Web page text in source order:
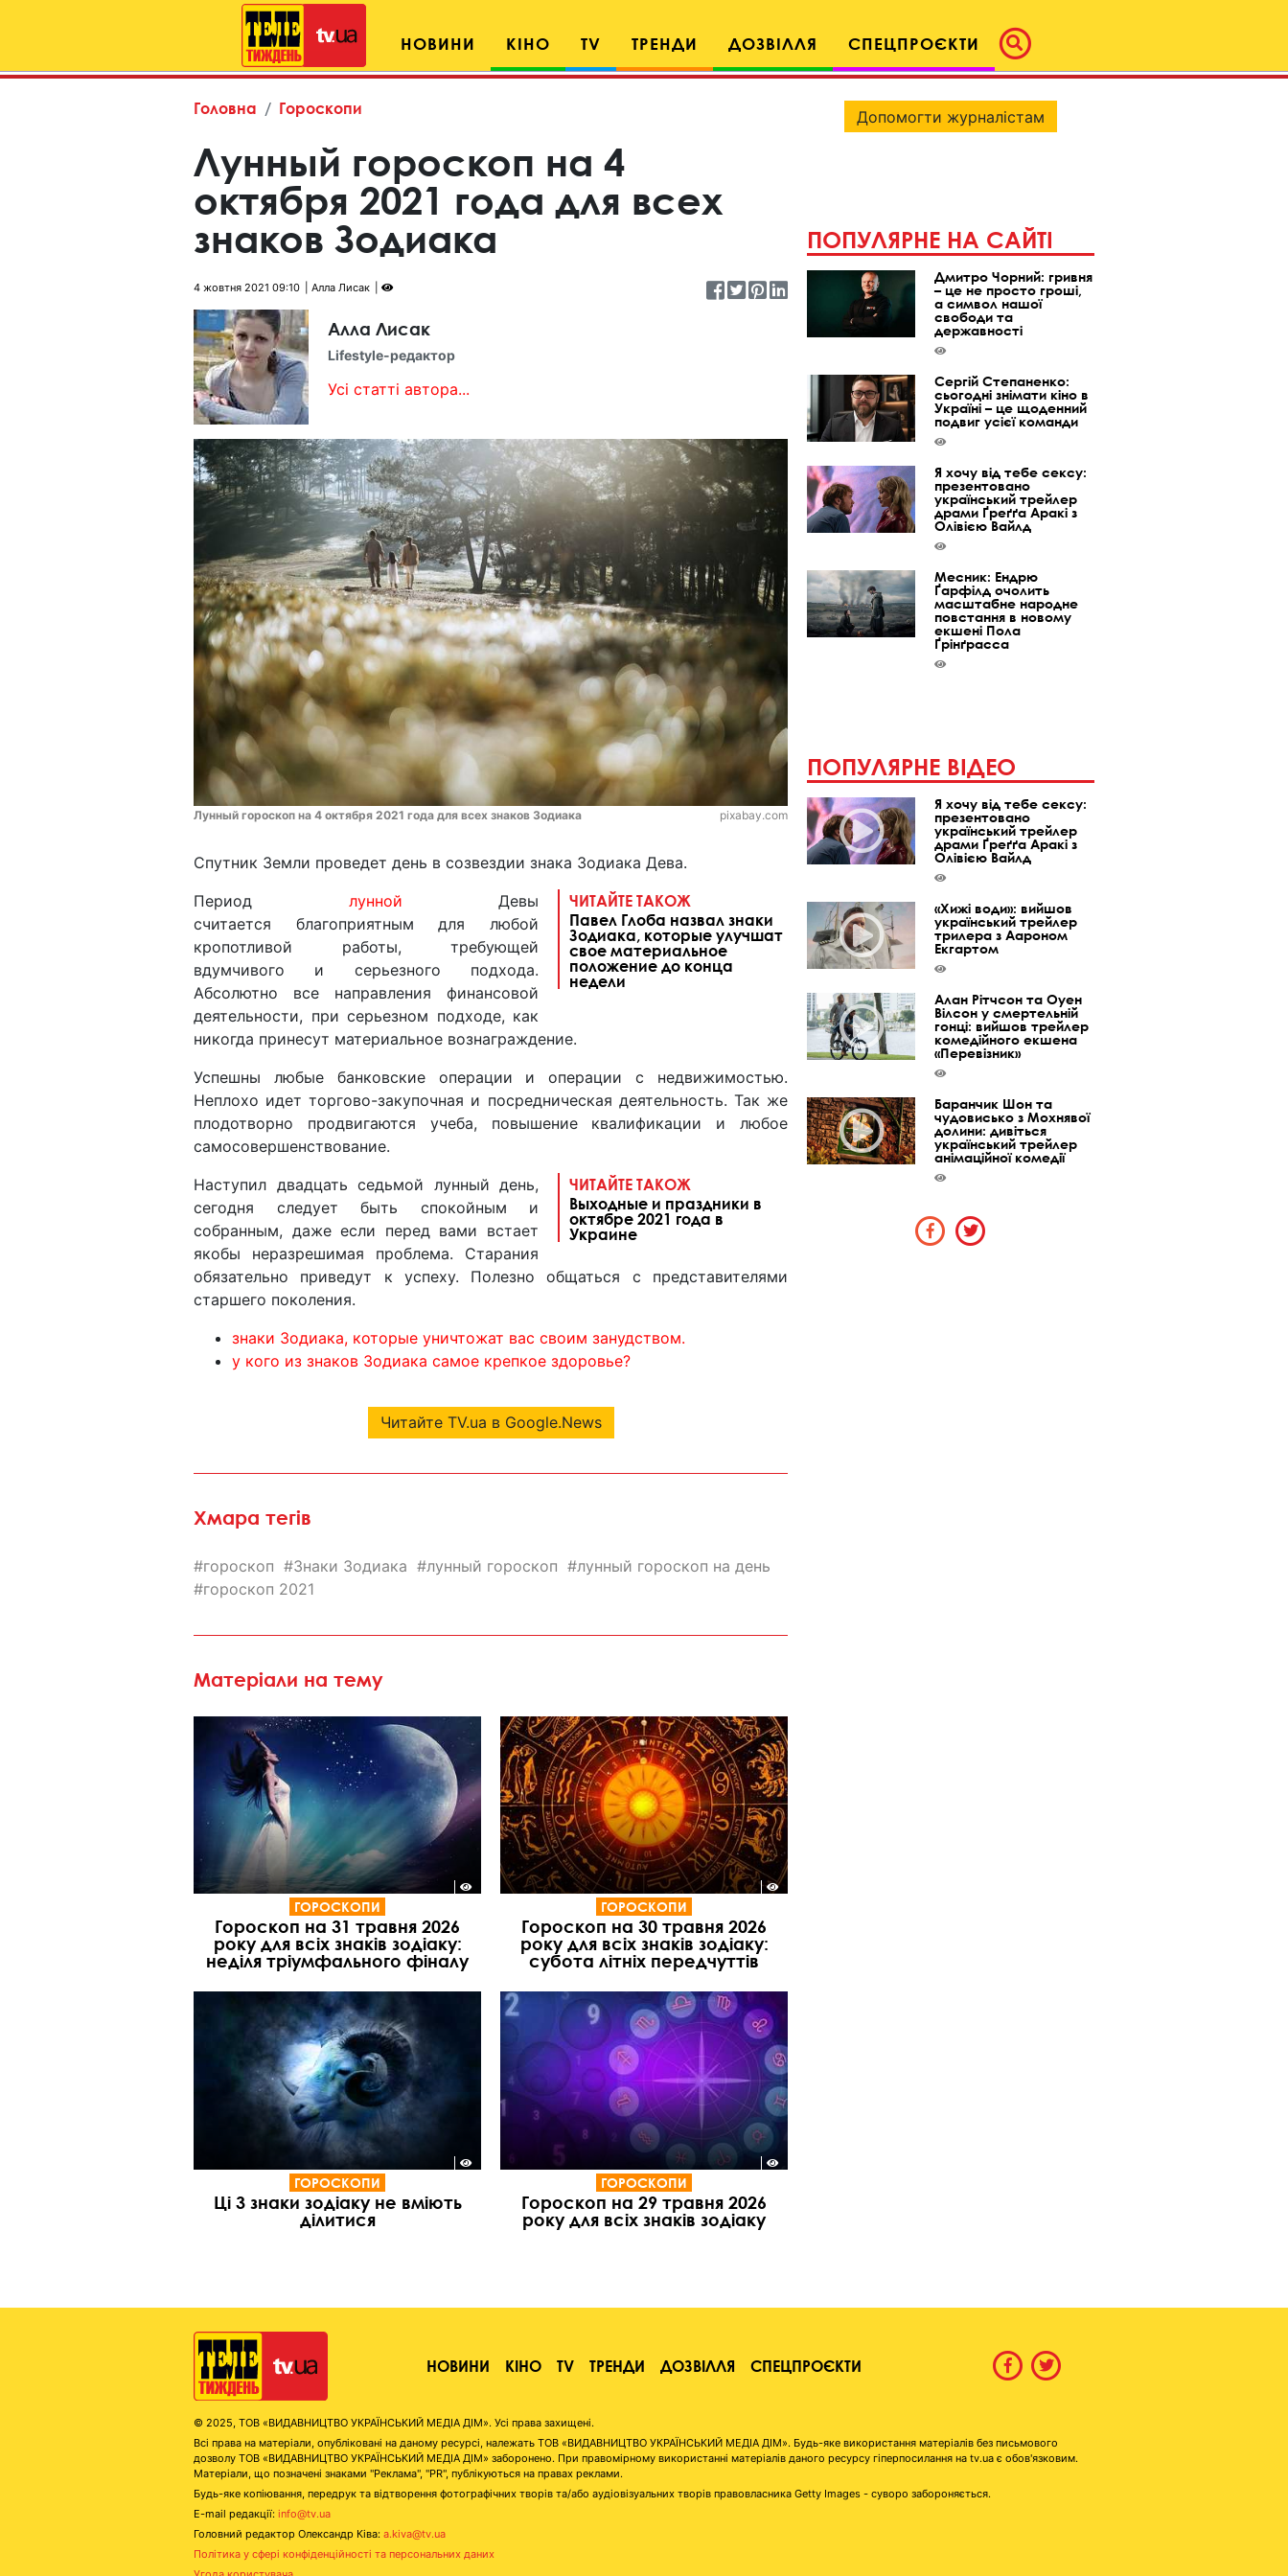
НОВИНИ КІНО TV ТРЕНДИ ДОЗВІЛЛЯ СПЕЦПРОЄКТИ
Головна Гороскопи
Лунный гороскоп на 4
октября 2021 года для всех
знаков Зодиака
4 жовтня 2021 09:10 Алла Лисак
Алла Лисак
Lifestyle-редактор
Усі статті автора...
Лунный гороскоп на 4 октября 2021 года для всех знаков Зодиака pixabay.com
Спутник Земли проведет день в созвездии знака Зодиака Дева.
ЧИТАЙТЕ ТАКОЖ
Павел Глоба назвал знаки
Зодиака, которые улучшат
свое материальное
положение до конца
недели
Период лунной Девы
считается благоприятным для любой
кропотливой работы, требующей
вдумчивого и серьезного подхода.
Абсолютно все направления финансовой
деятельности, при серьезном подходе, как
никогда принесут материальное вознаграждение.
Успешны любые банковские операции и операции с недвижимостью.
Неплохо идет торгово-закупочная и посредническая деятельность. Так же
плодотворно продвигаются учеба, повышение квалификации и любое
самосовершенствование.
ЧИТАЙТЕ ТАКОЖ
Выходные и праздники в
октябре 2021 года в
Украине
Наступил двадцать седьмой лунный день,
сегодня следует быть спокойным и
собранным, даже если перед вами встает
якобы неразрешимая проблема. Старания
обязательно приведут к успеху. Полезно общаться с представителями
старшего поколения.
знаки Зодиака, которые уничтожат вас своим занудством.
у кого из знаков Зодиака самое крепкое здоровье?
Читайте TV.ua в Google.News
Хмара тегів
гороскоп Знаки Зодиака лунный гороскоп
лунный гороскоп на день
гороскоп 2021
Матеріали на тему
ГОРОСКОПИ
Гороскоп на 31 травня 2026
року для всіх знаків зодіаку:
неділя тріумфального фіналу
ГОРОСКОПИ
Гороскоп на 30 травня 2026
року для всіх знаків зодіаку:
субота літніх передчуттів
ГОРОСКОПИ
Ці 3 знаки зодіаку не вміють
ділитися
ГОРОСКОПИ
Гороскоп на 29 травня 2026
року для всіх знаків зодіаку
Допомогти журналістам
ПОПУЛЯРНЕ НА САЙТІ
Дмитро Чорний: гривня
– це не просто гроші,
а символ нашої
свободи та
державності
Сергій Степаненко:
сьогодні знімати кіно в
Україні – це щоденний
подвиг усієї команди
Я хочу від тебе сексу:
презентовано
український трейлер
драми Ґреґґа Аракі з
Олівією Вайлд
Месник: Ендрю
Ґарфілд очолить
масштабне народне
повстання в новому
екшені Пола
Ґрінґрасса
ПОПУЛЯРНЕ ВІДЕО
Я хочу від тебе сексу:
презентовано
український трейлер
драми Ґреґґа Аракі з
Олівією Вайлд
«Хижі води»: вийшов
український трейлер
трилера з Аароном
Екгартом
Алан Рітчсон та Оуен
Вілсон у смертельній
гонці: вийшов трейлер
комедійного екшена
«Перевізник»
Баранчик Шон та
чудовисько з Мохнявої
долини: дивіться
український трейлер
анімаційної комедії
НОВИНИ КІНО TV ТРЕНДИ ДОЗВІЛЛЯ СПЕЦПРОЄКТИ
© 2025, ТОВ «ВИДАВНИЦТВО УКРАЇНСЬКИЙ МЕДІА ДІМ». Усі права захищені.
Всі права на матеріали, опубліковані на даному ресурсі, належать ТОВ «ВИДАВНИЦТВО УКРАЇНСЬКИЙ МЕДІА ДІМ». Будь-яке використання матеріалів без письмового
дозволу ТОВ «ВИДАВНИЦТВО УКРАЇНСЬКИЙ МЕДІА ДІМ» заборонено. При правомірному використанні матеріалів даного ресурсу гіперпосилання на tv.ua є обов'язковим.
Матеріали, що позначені знаками "Реклама", "PR", публікуються на правах реклами.
Будь-яке копіювання, передрук та відтворення фотографічних творів та/або аудіовізуальних творів правовласника Getty Images - суворо забороняється.
E-mail редакції: info@tv.ua
Головний редактор Олександр Ківа: a.kiva@tv.ua
Політика у сфері конфіденційності та персональних даних